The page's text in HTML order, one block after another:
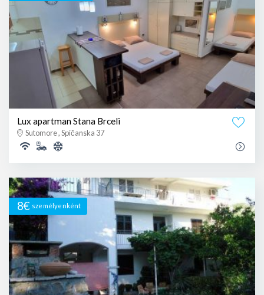
Lux apartman Stana Brceli
Sutomore , Spičanska 37
8€ személyenként